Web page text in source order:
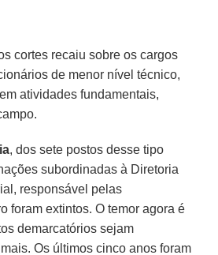
cortes recaiu sobre os cargos
de menor nível técnico,
atividades fundamentais,
, dos sete postos desse tipo
subordinadas à Diretoria
responsável pelas
foram extintos. O temor agora é
demarcatórios sejam
Os últimos cinco anos foram